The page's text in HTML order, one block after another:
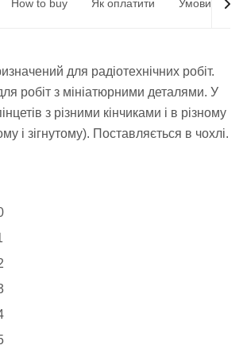
How to buy Як оплатити Умови
для радіотехнічних робіт.
робіт з мініатюрними деталями. У
з різними кінчиками і в різному
і зігнутому). Поставляється в чохлі.